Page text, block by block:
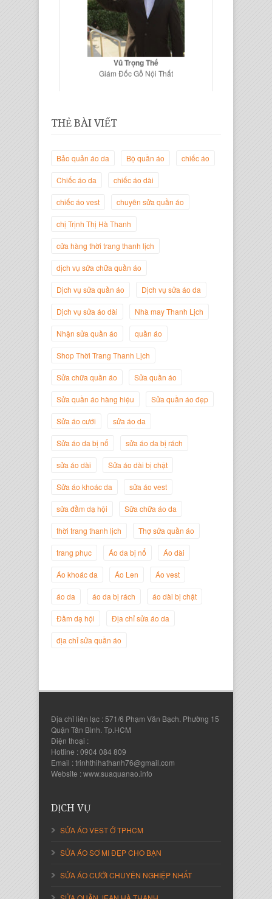
Vũ Trọng Thế
Giám Đốc Gỗ Nội Thất
Trịnh Thị Hà Thanh
Trang Thanh Lịch
Nguyễn Minh Đức
Nguyễn
Giám Đốc Công ty Twist Potato
THẺ BÀI VIẾT
Bảo quản áo da Bộ quần áo chiếc áo
Chiếc áo da chiếc áo dài
chiếc áo vest chuyên sửa quần áo
chị Trịnh Thị Hà Thanh
cửa hàng thời trang thanh lịch
dịch vụ sửa chữa quần áo
Dịch vụ sửa quần áo Dịch vụ sửa áo da
Dịch vụ sửa áo dài Nhà may Thanh Lịch
Nhận sửa quần áo quần áo
Shop Thời Trang Thanh Lịch
Sửa chữa quần áo Sửa quần áo
Sửa quần áo hàng hiệu Sửa quần áo đẹp
Sửa áo cưới sửa áo da
Sửa áo da bị nổ sửa áo da bị rách
sửa áo dài Sửa áo dài bị chật
Sửa áo khoác da sửa áo vest
sửa đầm dạ hội Sữa chữa áo da
thời trang thanh lịch Thợ sửa quần áo
trang phục Áo da bị nổ Áo dài
Áo khoác da Áo Len Áo vest
áo da áo da bị rách áo dài bị chật
Đầm dạ hội Địa chỉ sửa áo da
địa chỉ sửa quần áo
Địa chỉ liên lạc : 571/6 Phạm Văn Bạch. Phường 15
Quận Tân Bình. Tp.HCM
Điện thoại :
Hotline : 0904 084 809
Email : trinhthihathanh76@gmail.com
Website : www.suaquanao.info
DỊCH VỤ
SỬA ÁO VEST Ở TPHCM
SỬA ÁO SƠ MI ĐẸP CHO BẠN
SỬA ÁO CƯỚI CHUYÊN NGHIỆP NHẤT